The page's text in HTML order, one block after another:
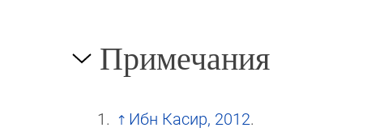
Примечания
Ибн Касир, 2012.